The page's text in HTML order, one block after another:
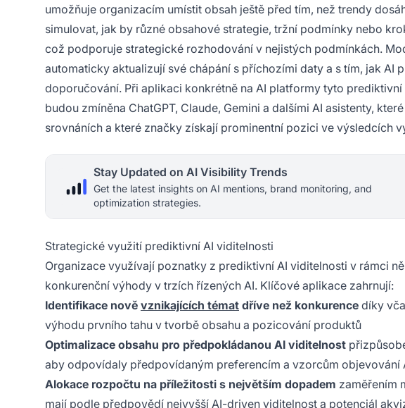
umožňuje organizacím umístit obsah ještě před tím, než trendy
simulovat, jak by různé obsahové strategie, tržní podmínky nebo
což podporuje strategické rozhodování v nejistých podmínkách.
automaticky aktualizují své chápání s příchozími daty a s tím, jak AI
doporučování. Při aplikaci konkrétně na AI platformy tyto
budou zmíněna ChatGPT, Claude, Gemini a dalšími AI asistenty,
srovnáních a které značky získají prominentní pozici ve výsledcích
Stay Updated on AI Visibility Trends
Get the latest insights on AI mentions, brand monitoring, and
optimization strategies.
Strategické využití prediktivní AI viditelnosti
Organizace využívají poznatky z prediktivní AI viditelnosti v rámci
konkurenční výhody v trzích řízených AI. Klíčové aplikace zahrnují:
Identifikace nově vznikajících témat dříve než konkurence díky
výhodu prvního tahu v tvorbě obsahu a pozicování produktů
Optimalizace obsahu pro předpokládanou AI viditelnost
aby odpovídaly předpovídaným preferencím a vzorcům objevování
Alokace rozpočtu na příležitosti s největším dopadem zaměřením
mají podle předpovědí nejvyšší AI-driven viditelnost a potenciál